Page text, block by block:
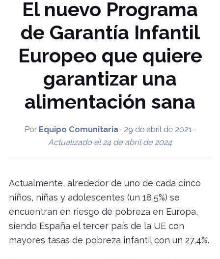
El nuevo Programa
de Garantía Infantil
Europeo que quiere
garantizar una
alimentación sana
Por Equipo Comunitaria· 29 de abril de 2021 ·
Actualizado el24 de abril de 2024
Actualmente, alrededor de uno de cada cinco
niños, niñas y adolescentes (un 18,5%) se
encuentran en riesgo de pobreza en Europa,
siendo España el tercer país de la UE con
mayores tasas de pobreza infantil con un 27,4%.